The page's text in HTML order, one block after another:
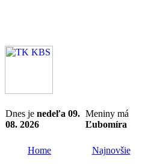
Dnes je nedeľa 09.
08. 2026
Meniny má
Ľubomíra
Home Najnovšie